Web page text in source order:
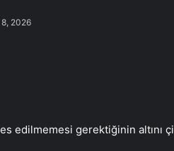
2026
edilmemesi gerektiğinin altını